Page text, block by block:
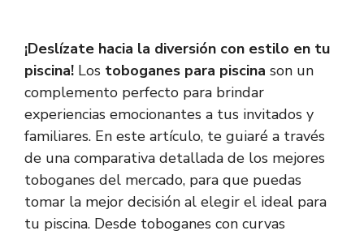
¡Deslízate hacia la diversión con estilo en tu
piscina! Los toboganes para piscina son un
complemento perfecto para brindar
experiencias emocionantes a tus invitados y
familiares. En este artículo, te guiaré a través
de una comparativa detallada de los mejores
toboganes del mercado, para que puedas
tomar la mejor decisión al elegir el ideal para
tu piscina. Desde toboganes con curvas